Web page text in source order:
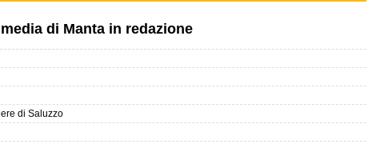
di Manta in redazione
di Saluzzo